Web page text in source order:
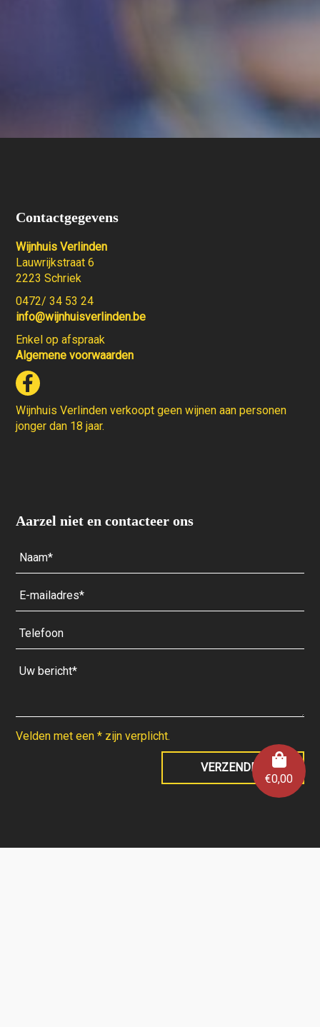
€0,00
Contactgegevens
Wijnhuis Verlinden
Lauwrijkstraat 6
2223 Schriek
0472/ 34 53 24
info@wijnhuisverlinden.be
Enkel op afspraak
Algemene voorwaarden
Wijnhuis Verlinden verkoopt geen wijnen aan personen
jonger dan 18 jaar.
Aarzel niet en contacteer ons
Velden met een * zijn verplicht.